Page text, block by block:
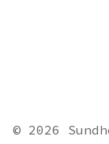
© 2026